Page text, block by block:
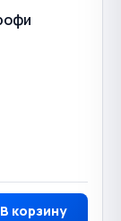
В корзину